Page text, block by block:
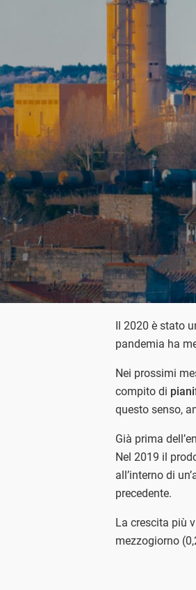
Il 2020 è stato
pandemia ha
Nei prossimi
compito di
questo senso,
Già prima
Nel 2019 il
all’interno di
precedente.
La crescita più
mezzogiorno